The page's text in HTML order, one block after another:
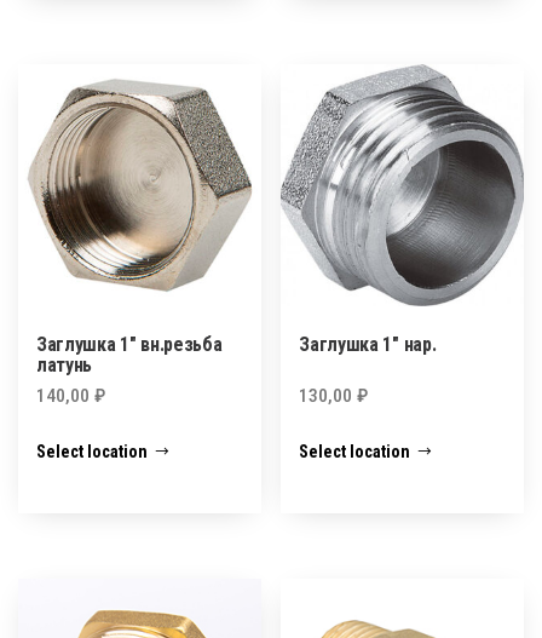
Заглушка 1″ вн.резьба
латунь
140,00 ₽
Select location
Заглушка 1″ нар.
130,00₽
Select location